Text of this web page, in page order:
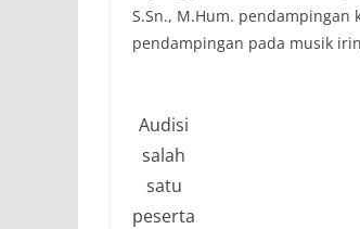
S.Sn., M.Hum. pendampingan
pendampingan pada musik
Audisi
salah
satu
peserta